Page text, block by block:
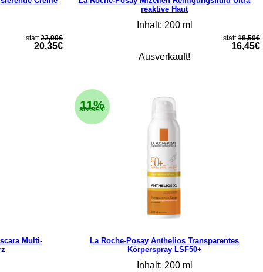
statt22,90€
20,35€
reaktive Haut
Inhalt: 200 ml
statt18,50€
16,45€
Ausverkauft!
Multi-
11%
SPAREN!
La Roche-Posay Anthelios Transparentes
Körperspray LSF50+
Inhalt: 200 ml